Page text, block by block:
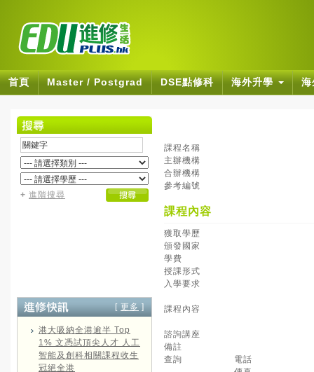
首頁 Master / Postgrad DSE點修科 海外升學
+ 進階搜尋
[ 更多 ]
港大吸納全港逾半 Top
1% 文憑試頂尖人才 人工
智能及創科相關課程收生
冠絕全港
課程名稱
主辦機構
合辦機構
參考編號
課程內容
獲取學歷
頒發國家
學費
授課形式
入學要求
課程內容
諮詢講座
備註
查詢
電話